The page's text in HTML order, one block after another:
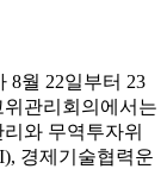
8월 22일부터 23
관리회의에서는
와 무역투자위
경제기술협력운